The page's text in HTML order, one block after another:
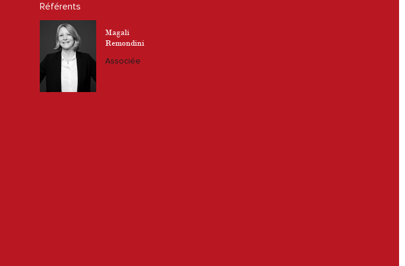
Référents
Magali
Remondini
Associée